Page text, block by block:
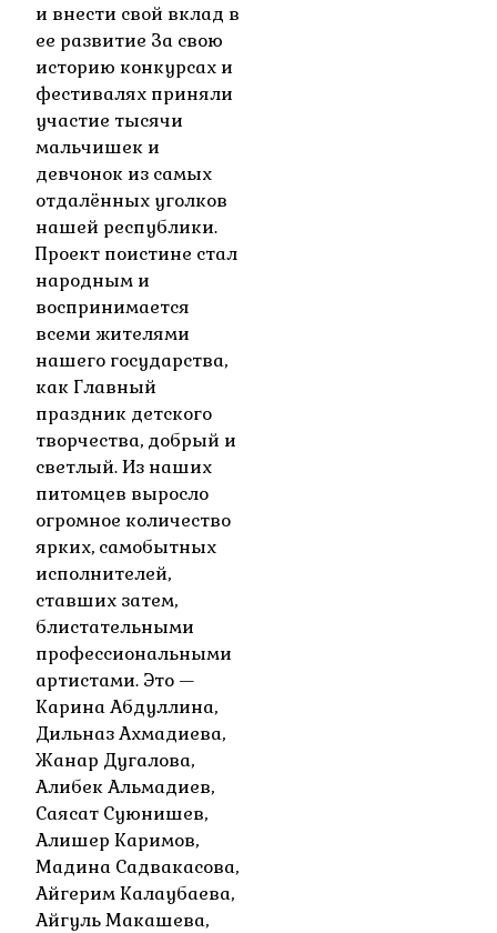
и внести свой вклад в
ее развитие За свою
историю конкурсах и
фестивалях приняли
участие тысячи
мальчишек и
девчонок из самых
отдалённых уголков
нашей республики.
Проект поистине стал
народным и
воспринимается
всеми жителями
нашего государства,
как Главный
праздник детского
творчества, добрый и
светлый. Из наших
питомцев выросло
огромное количество
ярких, самобытных
исполнителей,
ставших затем,
блистательными
профессиональными
артистами. Это —
Карина Абдуллина,
Дильназ Ахмадиева,
Жанар Дугалова,
Алибек Альмадиев,
Саясат Суюнишев,
Алишер Каримов,
Мадина Садвакасова,
Айгерим Калаубаева,
Айгуль Макашева,